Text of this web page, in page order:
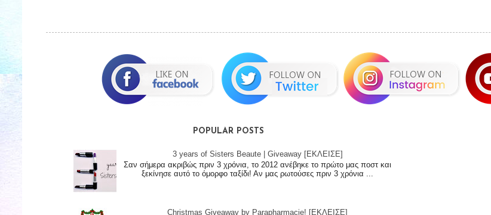
POPULAR POSTS
3 years of Sisters Beaute | Giveaway [ΕΚΛΕΙΣΕ]
Σαν σήμερα ακριβώς πριν 3 χρόνια, το 2012 ανέβηκε το πρώτο μας ποστ και
ξεκίνησε αυτό το όμορφο ταξίδι! Αν μας ρωτούσες πριν 3 χρόνια ...
Christmas Giveaway by Parapharmacie! [ΕΚΛΕΙΣΕ]